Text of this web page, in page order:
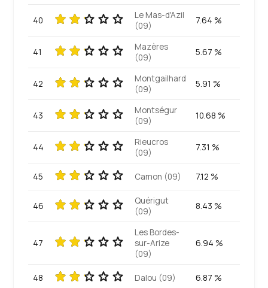
40
Le Mas-d'Azil
(09)
7.64 %
41
Mazères
(09)
5.67 %
42
Montgailhard
(09)
5.91 %
43
Montségur
(09)
10.68 %
44
Rieucros
(09)
7.31 %
45 Camon (09) 7.12 %
46
Quérigut
(09)
8.43 %
47
Les Bordes-
sur-Arize
(09)
6.94 %
48 Dalou (09) 6.87 %